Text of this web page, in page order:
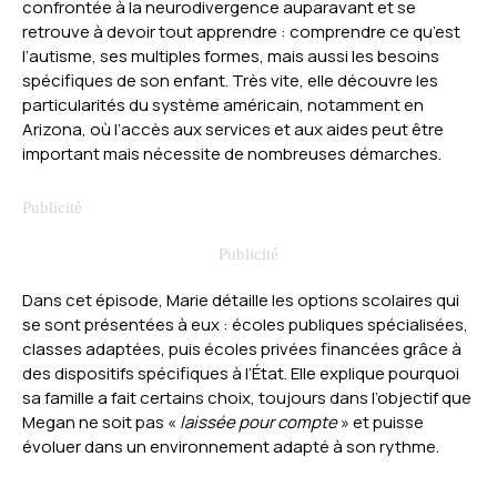
confrontée à la neurodivergence auparavant et se
retrouve à devoir tout apprendre : comprendre ce qu’est
l’autisme, ses multiples formes, mais aussi les besoins
spécifiques de son enfant. Très vite, elle découvre les
particularités du système américain, notamment en
Arizona, où l’accès aux services et aux aides peut être
important mais nécessite de nombreuses démarches.
Dans cet épisode, Marie détaille les options scolaires qui
se sont présentées à eux : écoles publiques spécialisées,
classes adaptées, puis écoles privées financées grâce à
des dispositifs spécifiques à l’État. Elle explique pourquoi
sa famille a fait certains choix, toujours dans l’objectif que
Megan ne soit pas « laissée pour compte» et puisse
évoluer dans un environnement adapté à son rythme.